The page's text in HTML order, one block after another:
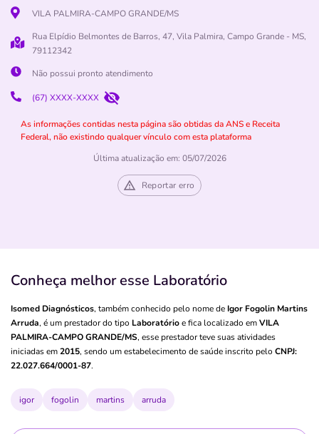
VILA PALMIRA-CAMPO GRANDE/MS
Rua Elpídio Belmontes de Barros, 47, Vila Palmira, Campo Grande - MS,
79112342
Não possui pronto atendimento
(67) XXXX-XXXX
As informações contidas nesta página são obtidas da ANS e Receita
Federal, não existindo qualquer vínculo com esta plataforma
Última atualização em: 05/07/2026
Reportar erro
Conheça melhor esse Laboratório
Isomed Diagnósticos, também conhecido pelo nome de Igor Fogolin Martins
Arruda, é um prestador do tipo Laboratórioe fica localizado emVILA
PALMIRA-CAMPO GRANDE/MS, esse prestador teve suas atividades
iniciadas em2015, sendo um estabelecimento de saúde inscrito pelo CNPJ:
22.027.664/0001-87.
igor fogolin martins arruda